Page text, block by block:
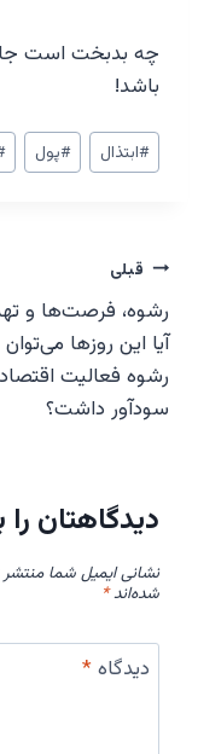
چه بدبخت است
باشد!
برچسب‌های
نوشته:
#ابتذال #پول
راهبری
نوشته‌ها
قبلی
رشوه، فرصت‌ها و
آیا این‌ روزها
رشوه فعالیت
سود‌آور داشت؟
دیدگاهتان
نشانی ایمیل شما
شده‌اند*
دیدگاه*